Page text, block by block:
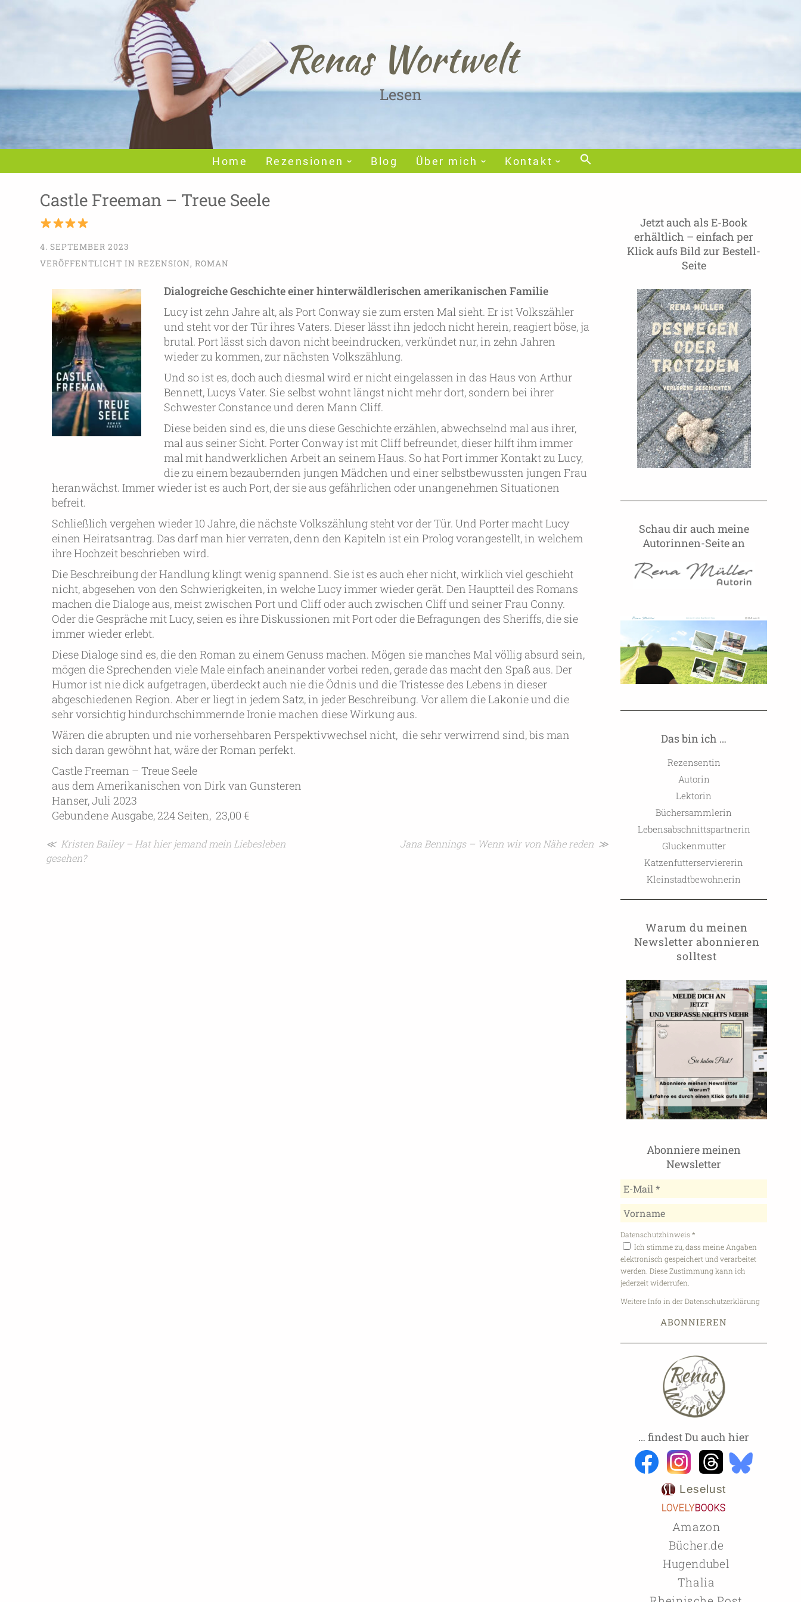
Home Rezensionen Blog Über mich Kontakt
Renas Wortwelt
Lesen
Castle Freeman – Treue Seele
4. SEPTEMBER 2023
VERÖFFENTLICHT IN REZENSION, ROMAN
Dialogreiche Geschichte einer hinterwäldlerischen amerikanischen Familie
Lucy ist zehn Jahre alt, als Port Conway sie zum ersten Mal sieht. Er ist Volkszähler
und steht vor der Tür ihres Vaters. Dieser lässt ihn jedoch nicht herein, reagiert böse, ja
brutal. Port lässt sich davon nicht beeindrucken, verkündet nur, in zehn Jahren
wieder zu kommen, zur nächsten Volkszählung.
Und so ist es, doch auch diesmal wird er nicht eingelassen in das Haus von Arthur
Bennett, Lucys Vater. Sie selbst wohnt längst nicht mehr dort, sondern bei ihrer
Schwester Constance und deren Mann Cliff.
Diese beiden sind es, die uns diese Geschichte erzählen, abwechselnd mal aus ihrer,
mal aus seiner Sicht. Porter Conway ist mit Cliff befreundet, dieser hilft ihm immer
mal mit handwerklichen Arbeit an seinem Haus. So hat Port immer Kontakt zu Lucy,
die zu einem bezaubernden jungen Mädchen und einer selbstbewussten jungen Frau
heranwächst. Immer wieder ist es auch Port, der sie aus gefährlichen oder unangenehmen Situationen
befreit.
Schließlich vergehen wieder 10 Jahre, die nächste Volkszählung steht vor der Tür. Und Porter macht Lucy
einen Heiratsantrag. Das darf man hier verraten, denn den Kapiteln ist ein Prolog vorangestellt, in welchem
ihre Hochzeit beschrieben wird.
Die Beschreibung der Handlung klingt wenig spannend. Sie ist es auch eher nicht, wirklich viel geschieht
nicht, abgesehen von den Schwierigkeiten, in welche Lucy immer wieder gerät. Den Hauptteil des Romans
machen die Dialoge aus, meist zwischen Port und Cliff oder auch zwischen Cliff und seiner Frau Conny.
Oder die Gespräche mit Lucy, seien es ihre Diskussionen mit Port oder die Befragungen des Sheriffs, die sie
immer wieder erlebt.
Diese Dialoge sind es, die den Roman zu einem Genuss machen. Mögen sie manches Mal völlig absurd sein,
mögen die Sprechenden viele Male einfach aneinander vorbei reden, gerade das macht den Spaß aus. Der
Humor ist nie dick aufgetragen, überdeckt auch nie die Ödnis und die Tristesse des Lebens in dieser
abgeschiedenen Region. Aber er liegt in jedem Satz, in jeder Beschreibung. Vor allem die Lakonie und die
sehr vorsichtig hindurchschimmernde Ironie machen diese Wirkung aus.
Wären die abrupten und nie vorhersehbaren Perspektivwechsel nicht, die sehr verwirrend sind, bis man
sich daran gewöhnt hat, wäre der Roman perfekt.
Castle Freeman – Treue Seele
aus dem Amerikanischen von Dirk van Gunsteren
Hanser, Juli 2023
Gebundene Ausgabe, 224 Seiten, 23,00 €
Beitragsnavigation
≪ Kristen Bailey – Hat hier jemand mein Liebesleben
gesehen?
Jana Bennings – Wenn wir von Nähe reden ≫
Jetzt auch als E-Book
erhältlich – einfach per
Klick aufs Bild zur Bestell-
Seite
Schau dir auch meine
Autorinnen-Seite an
Das bin ich …
Rezensentin
Autorin
Lektorin
Büchersammlerin
Lebensabschnittspartnerin
Gluckenmutter
Katzenfutterserviererin
Kleinstadtbewohnerin
Warum du meinen
Newsletter abonnieren
solltest
Abonniere meinen
Newsletter
Datenschutzhinweis*
Ich stimme zu, dass meine Angaben
elektronisch gespeichert und verarbeitet
werden. Diese Zustimmung kann ich
jederzeit widerrufen.
Weitere Info in der Datenschutzerklärung
… findest Du auch hier
Leselust
Amazon
Bücher.de
Hugendubel
Thalia